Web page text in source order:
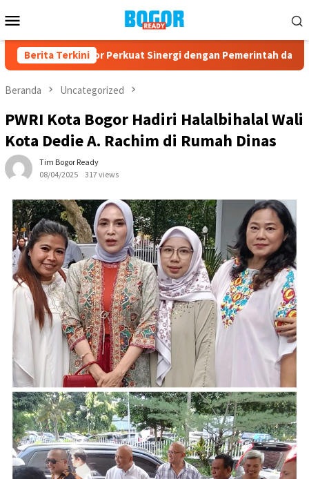
ke
Mobile
Berita Terkini
Kota Bogor Perkuat Sinergi dengan Pemerintah dan
Beranda Uncategorized
PWRI Kota Bogor Hadiri Halalbihalal Wali
Kota Dedie A. Rachim di Rumah Dinas
Tim Bogor Ready
08/04/2025
317 views